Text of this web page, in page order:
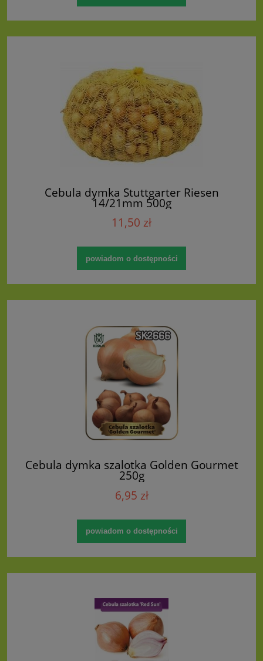
Cebula dymka Stuttgarter Riesen
14/21mm 500g
11,50 zł
powiadom o dostępności
Cebula dymka szalotka Golden Gourmet
250g
6,95 zł
powiadom o dostępności